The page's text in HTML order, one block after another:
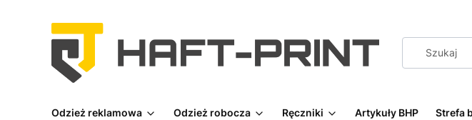
Odzież reklamowa Odzież robocza Ręczniki Artykuły BHP Strefa